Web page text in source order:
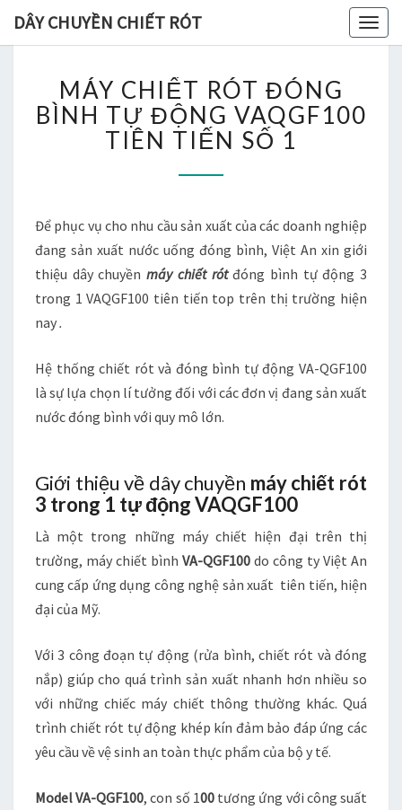
DÂY CHUYỀN CHIẾT RÓT
Y
C
H
R
Ó
T
Ó
B
H
Đ
Ộ
G
V
A
1
0
0
T
I
Ê
T
MÁY CHIẾT RÓT ĐÓNG
BÌNH TỰ ĐỘNG VAQGF100
TIÊN TIẾN SỐ 1
Để phục vụ cho nhu cầu sản xuất của các doanh nghiệp
đang sản xuất nước uống đóng bình, Việt An xin giới
thiệu dây chuyền máy chiết rótđóng bình tự động 3
trong 1 VAQGF100 tiên tiến top trên thị trường hiện
nay.
Hệ thống chiết rót và đóng bình tự động VA-QGF100
là sự lựa chọn lí tưởng đối với các đơn vị đang sản xuất
nước đóng bình với quy mô lớn.
Giới thiệu về dây chuyền máy chiết rót
3 trong 1 tự động VAQGF100
Là một trong những máy chiết hiện đại trên thị
trường, máy chiết bình VA-QGF100 do công ty Việt An
cung cấp ứng dụng công nghệ sản xuất tiên tiến, hiện
đại của Mỹ.
Với 3 công đoạn tự động (rửa bình, chiết rót và đóng
nắp) giúp cho quá trình sản xuất nhanh hơn nhiều so
với những chiếc máy chiết thông thường khác. Quá
trình chiết rót tự động khép kín đảm bảo đáp ứng các
yêu cầu về vệ sinh an toàn thực phẩm của bộ y tế.
ModelVA-QGF100, con số 100tương ứng với công suất